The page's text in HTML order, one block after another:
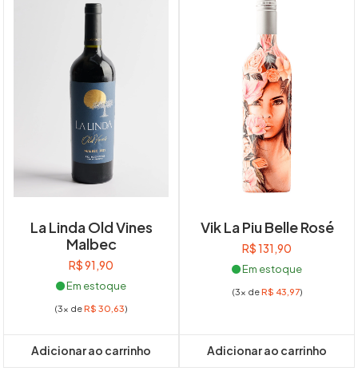
La Linda Old Vines
Malbec
R$91,90
Em estoque
(3x deR$ 30,63)
Adicionar ao carrinho
Vik La Piu Belle Rosé
R$131,90
Em estoque
(3x deR$ 43,97)
Adicionar ao carrinho